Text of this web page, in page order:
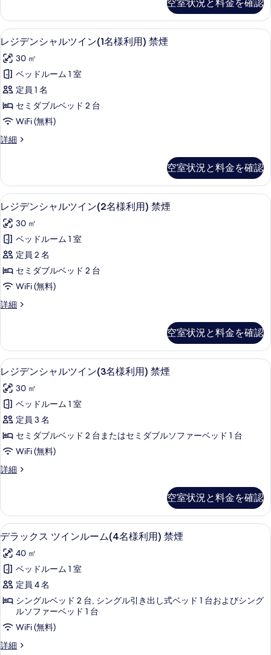
の
写
真
を
表
示
す
る
(2
名
様
利
用)
禁
煙
の
す
の
写
真
を
表
示
す
る
ー
ト
ツ
ン
(2
名
様
利
用)
禁
煙
空室状況と料金を確認
レ
ジ
デ
ン
シ
ャ
ツ
ン
(1
名
様
利
用)
禁
煙
の
て
の
写
真
を
表
示
す
る
羽毛の掛け布団、セーフティボック
12
レジデンシャルツイン(1名様利用) 禁煙
30 ㎡
ベッドルーム 1 室
定員 1 名
セミダブルベッド 2 台
WiFi (無料)
詳細
レ
シ
ャ
ル
イ
ン
(1
名
様
利
用)
禁
細
空室状況と料金を確認
レ
ジ
デ
ン
シ
ャ
ツ
ン
(2
名
様
利
用)
禁
煙
の
て
の
写
真
を
表
示
す
る
羽毛の掛け布団、セーフティボック
12
レジデンシャルツイン(2名様利用) 禁煙
30 ㎡
ベッドルーム 1 室
定員 2 名
セミダブルベッド 2 台
WiFi (無料)
詳細
レ
シ
ャ
ル
イ
ン
(2
名
様
利
用)
禁
細
空室状況と料金を確認
レ
ジ
デ
ン
シ
ャ
ツ
ン
(3
名
様
利
用)
禁
の
す
レジデンシャルツイン(3名様利用)
12
レジデンシャルツイン(3名様利用) 禁煙
30 ㎡
ベッドルーム 1 室
定員 3 名
セミダブルベッド 2 台またはセミダブルソファーベッド 1 台
WiFi (無料)
詳細
レ
シ
ャ
ル
イ
ン
(3
名
様
用)
禁
煙
空室状況と料金を確認
デ
ラ
ッ
ク
ス
イ
ン
羽毛の掛け布団、セーフティボック
12
デラックス ツインルーム(4名様利用) 禁煙
40 ㎡
ベッドルーム 1 室
定員 4 名
シングルベッド 2 台, シングル引き出し式ベッド 1 台およびシング
ルソファーベッド 1 台
WiFi (無料)
詳細
デ